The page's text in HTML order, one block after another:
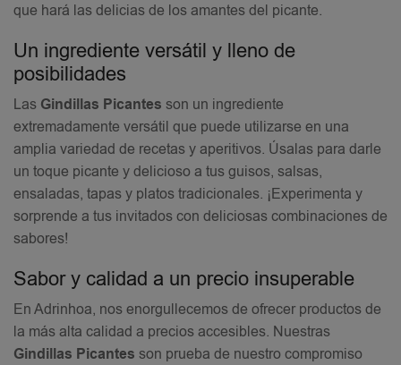
que hará las delicias de los amantes del picante.
Un ingrediente versátil y lleno de
posibilidades
Las Gindillas Picantes son un ingrediente
extremadamente versátil que puede utilizarse en una
amplia variedad de recetas y aperitivos. Úsalas para darle
un toque picante y delicioso a tus guisos, salsas,
ensaladas, tapas y platos tradicionales. ¡Experimenta y
sorprende a tus invitados con deliciosas combinaciones de
sabores!
Sabor y calidad a un precio insuperable
En Adrinhoa, nos enorgullecemos de ofrecer productos de
la más alta calidad a precios accesibles. Nuestras
Gindillas Picantes son prueba de nuestro compromiso